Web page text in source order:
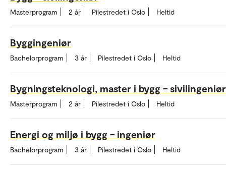
Masterprogram 2 år Pilestredet i Oslo Heltid
Byggingeniør
Bachelorprogram 3 år Pilestredet i Oslo Heltid
Bygningsteknologi, master i bygg – sivilingeniør
Masterprogram 2 år Pilestredet i Oslo Heltid
Energi og miljø i bygg – ingeniør
Bachelorprogram 3 år Pilestredet i Oslo Heltid